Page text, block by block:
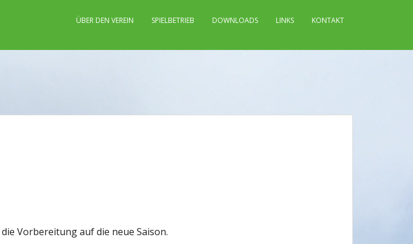
ÜBER DEN VEREIN SPIELBETRIEB DOWNLOADS LINKS KONTAKT
Vorbereitung auf die neue Saison.